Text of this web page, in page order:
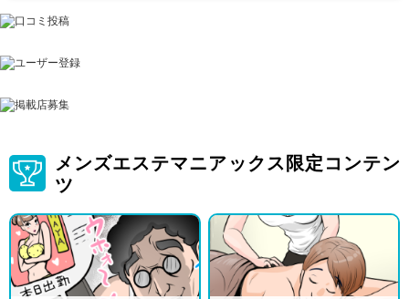
学生・主婦・OLさん・Wワークの方もご希望のお時間で無理なく出勤
していただくことが可能です♪
MERIT④お給料とは別の臨時ボーナス制度導入
MERIT⑤7割以上が未経験スタート☆
当店の在籍セラピストの7割以上が未経験からのスタートになりますの
メンズエステマニアックス限定コンテン
ツ